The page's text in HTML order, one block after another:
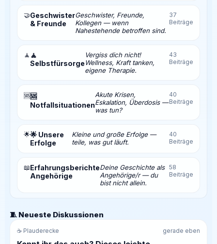
🤝Geschwister
& Freunde
Geschwister, Freunde,
Kollegen — wenn
Nahestehende betroffen sind.
37
Beiträge
🧘 🧘
Selbstfürsorge
Vergiss dich nicht!
Wellness, Kraft tanken,
eigene Therapie.
43
Beiträge
🆘🆘
Notfallsituationen
Akute Krisen,
Eskalation, Überdosis —
was tun?
40
Beiträge
🌟🌟 Unsere
Erfolge
Kleine und große Erfolge —
teile, was gut läuft.
40
Beiträge
📖Erfahrungsberichte
Angehörige
Deine Geschichte als
Angehörige/r — du
bist nicht allein.
58
Beiträge
🧵 Neueste Diskussionen
☕ Plauderecke gerade eben